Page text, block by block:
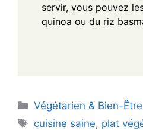
servir, vous pouvez
quinoa ou du riz
Categories
Végétarien & Bien-Être
Tags
cuisine saine, plat